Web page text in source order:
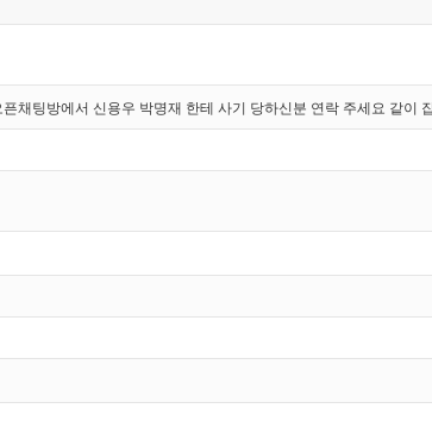
채팅방에서 신용우 박명재 한테 사기 당하신분 연락 주세요 같이